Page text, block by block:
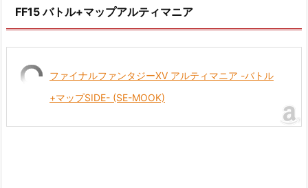
FF15 バトル+マップアルティマニア
ファイナルファンタジーXV アルティマニア -バトル
+マップSIDE- (SE-MOOK)